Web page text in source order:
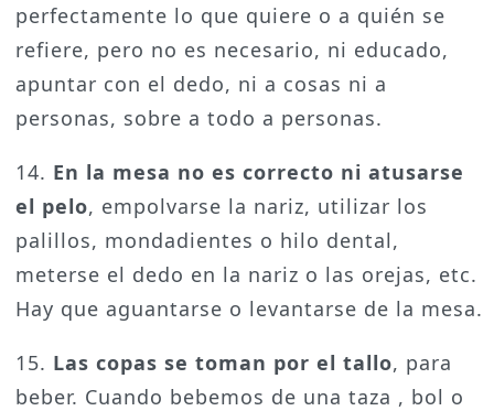
perfectamente lo que quiere o a quién se
refiere, pero no es necesario, ni educado,
apuntar con el dedo, ni a cosas ni a
personas, sobre a todo a personas.
14. En la mesa no es correcto ni atusarse
el pelo, empolvarse la nariz, utilizar los
palillos, mondadientes o hilo dental,
meterse el dedo en la nariz o las orejas, etc.
Hay que aguantarse o levantarse de la mesa.
15. Las copas se toman por el tallo, para
beber. Cuando bebemos de una taza , bol o